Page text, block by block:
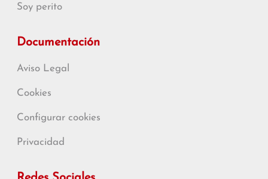
Soy perito
Documentación
Aviso Legal
Cookies
Configurar cookies
Privacidad